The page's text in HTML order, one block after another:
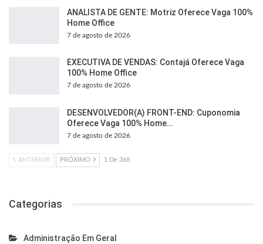
ANALISTA DE GENTE: Motriz Oferece Vaga 100%
Home Office
7 de agosto de 2026
EXECUTIVA DE VENDAS: Contajá Oferece Vaga
100% Home Office
7 de agosto de 2026
DESENVOLVEDOR(A) FRONT-END: Cuponomia
Oferece Vaga 100% Home…
7 de agosto de 2026
ANTERIOR PRÓXIMO 1 De 368
Categorias
Administração Em Geral